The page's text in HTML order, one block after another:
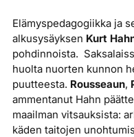
Elämyspedagogiikka ja
alkusysäyksen Kurt
pohdinnoista.
huolta nuorten kunnon
puutteesta. Rousseaun,
ammentanut Hahn
maailman vitsauksista:
käden taitojen